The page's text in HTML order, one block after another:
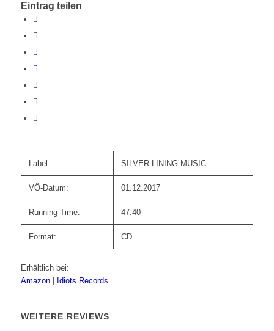
Eintrag teilen
Label: SILVER LINING MUSIC
VÖ-Datum: 01.12.2017
Running Time: 47:40
Format: CD
Erhältlich bei:
Amazon
Idiots Records
WEITERE REVIEWS